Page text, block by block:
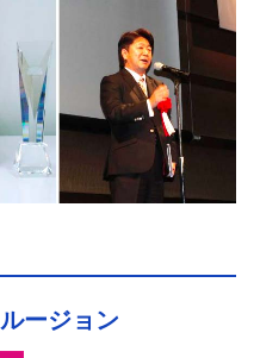
ージョン